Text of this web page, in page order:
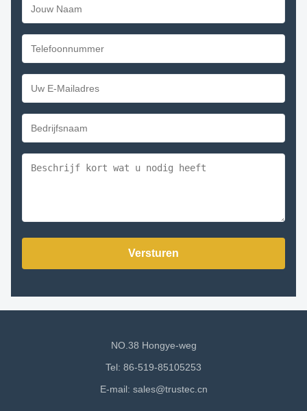
Versturen
NO.38 Hongye-weg
Tel: 86-519-85105253
E-mail: sales@trustec.cn